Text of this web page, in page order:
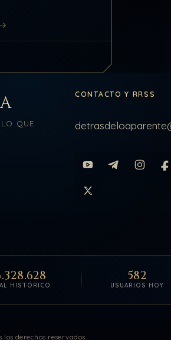
años y nunca lo
QUE
CONTACTO Y RRSS
HISTÓRICO USUARIOS HOY
582
los derechos reservados.